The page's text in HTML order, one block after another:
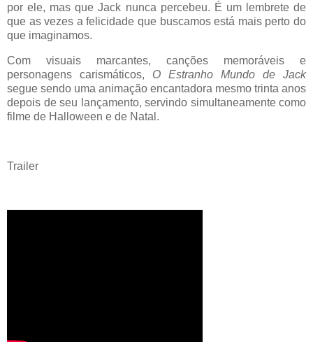
por ele, mas que Jack nunca percebeu. É um lembrete de
que as vezes a felicidade que buscamos está mais perto do
que imaginamos.
Com visuais marcantes, canções memoráveis e
personagens carismáticos, O Estranho Mundo de Jack
segue sendo uma animação encantadora mesmo trinta anos
depois de seu lançamento, servindo simultaneamente como
filme de Halloween e de Natal.
Trailer